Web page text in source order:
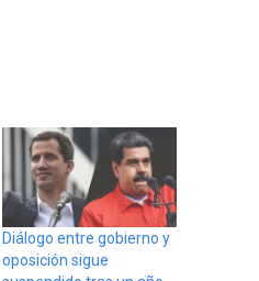
Diálogo entre gobierno y
oposición sigue